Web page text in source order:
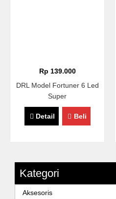
Rp 139.000
DRL Model Fortuner 6 Led
Super
Detail Beli
Kategori
Aksesoris